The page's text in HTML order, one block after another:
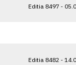
Editia 8497 -
Editia 8482 -